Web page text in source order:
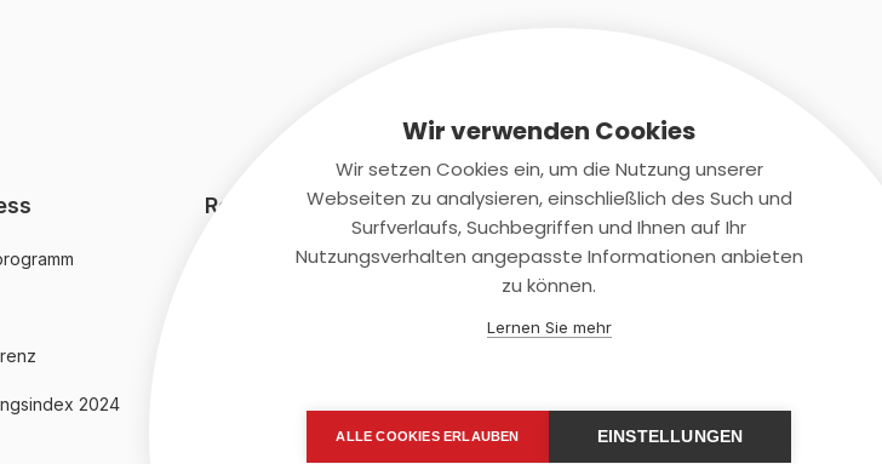
2024
Rechtliches Kontaktiere uns
+(49)2131/708-4280
Wir verwenden Cookies
Wir setzen Cookies ein, um die Nutzung unserer
Webseiten zu analysieren, einschließlich des Such und
Surfverlaufs, Suchbegriffen und Ihnen auf Ihr
Nutzungsverhalten angepasste Informationen anbieten
zu können.
Lernen Sie mehr
ALLE COOKIES ERLAUBEN EINSTELLUNGEN